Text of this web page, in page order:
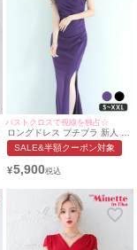
バストクロスで視線を独占☆
ロングドレス プチプラ 新人 タ
イト スリット セクシー ラウ
ンジ ノースリーブ 谷間 スナッ
ャバドレス
SALE&半額クーポン対象
¥5,900